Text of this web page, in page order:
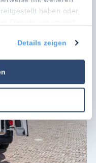
haben oder
Details zeigen